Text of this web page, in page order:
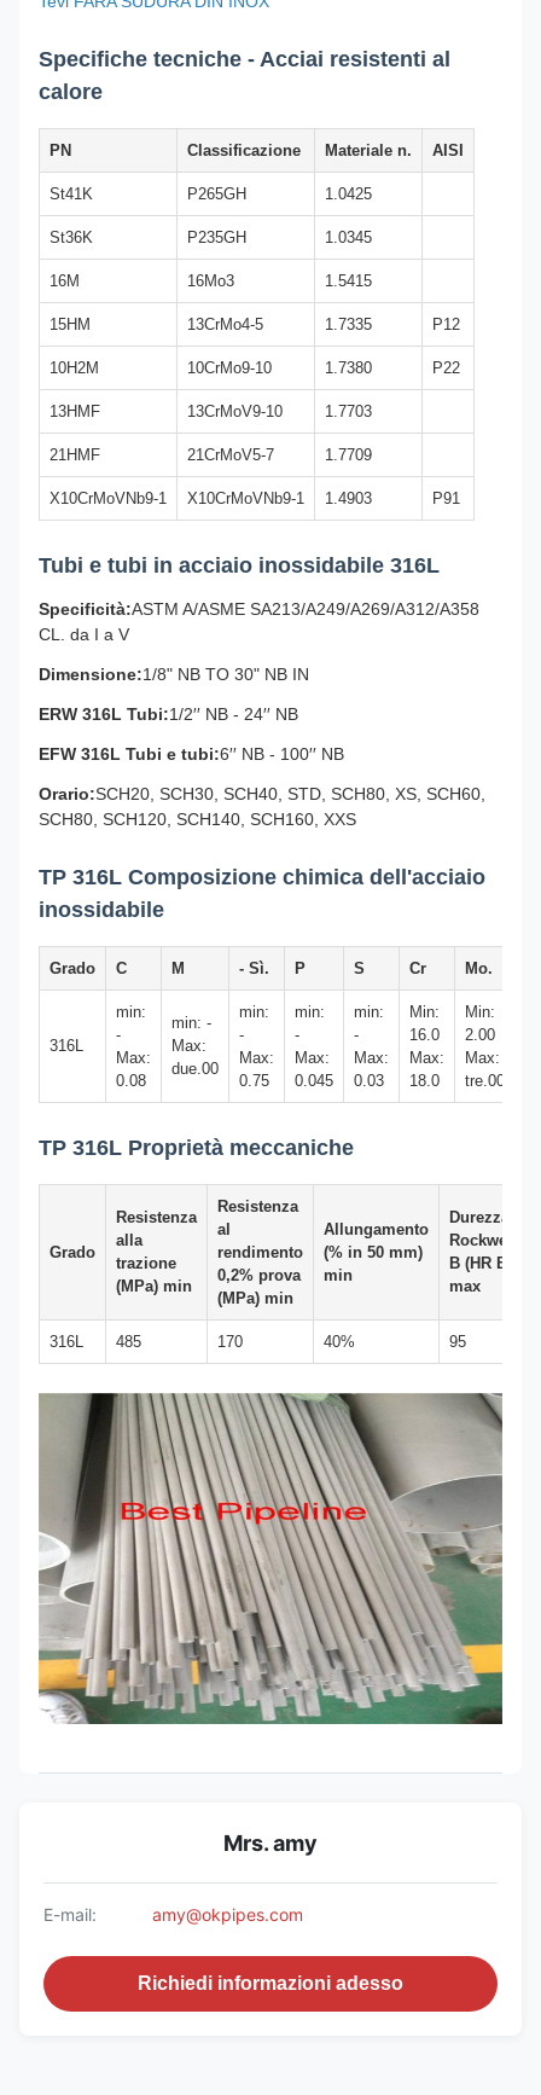
Specifiche tecniche - Acciai resistenti al
calore
PN Classificazione Materiale n. AISI
St41K P265GH 1.0425
St36K P235GH 1.0345
16M 16Mo3 1.5415
15HM 13CrMo4-5 1.7335 P12
10H2M 10CrMo9-10 1.7380 P22
13HMF 13CrMoV9-10 1.7703
21HMF 21CrMoV5-7 1.7709
X10CrMoVNb9-1 X10CrMoVNb9-1 1.4903 P91
Tubi e tubi in acciaio inossidabile 316L
Specificità:ASTM A/ASME SA213/A249/A269/A312/A358
CL. da I a V
Dimensione:1/8" NB TO 30" NB IN
ERW 316L Tubi:1/2′′ NB - 24′′ NB
EFW 316L Tubi e tubi:6′′ NB - 100′′ NB
Orario:SCH20, SCH30, SCH40, STD, SCH80, XS, SCH60,
SCH80, SCH120, SCH140, SCH160, XXS
TP 316L Composizione chimica dell'acciaio
inossidabile
Grado C M - Sì. P S Cr Mo.
316L
min:
-
Max:
0.08
min: -
Max:
due.00
min:
-
Max:
0.75
min:
-
Max:
0.045
min:
-
Max:
0.03
Min:
16.0
Max:
18.0
Min:
2.00
Max:
tre.00
TP 316L Proprietà meccaniche
Grado
Resistenza
alla
trazione
(MPa) min
Resistenza
al
rendimento
0,2% prova
(MPa) min
Allungamento
(% in 50 mm)
min
Durezza
Rockwell
B (HR B)
max
316L 485 170 40% 95
Mrs. amy
E-mail: amy@okpipes.com
Richiedi informazioni adesso